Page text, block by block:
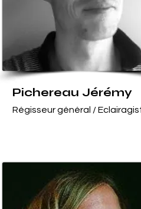
Pichereau Jérémy
Régisseur général /